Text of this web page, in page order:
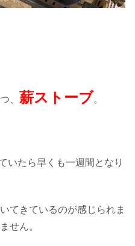
、 薪ストーブ。
いたら早くも一週間となり
てきているのが感じられま
せん。